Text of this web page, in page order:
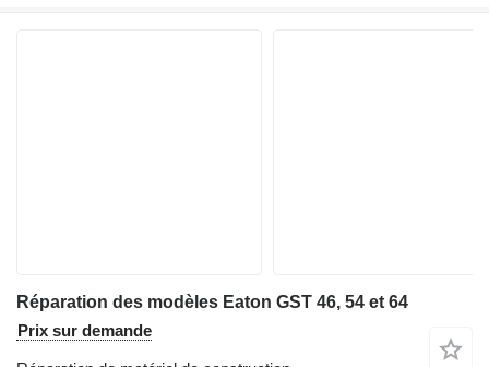
Réparation des modèles Eaton GST 46, 54 et 64
Prix sur demande